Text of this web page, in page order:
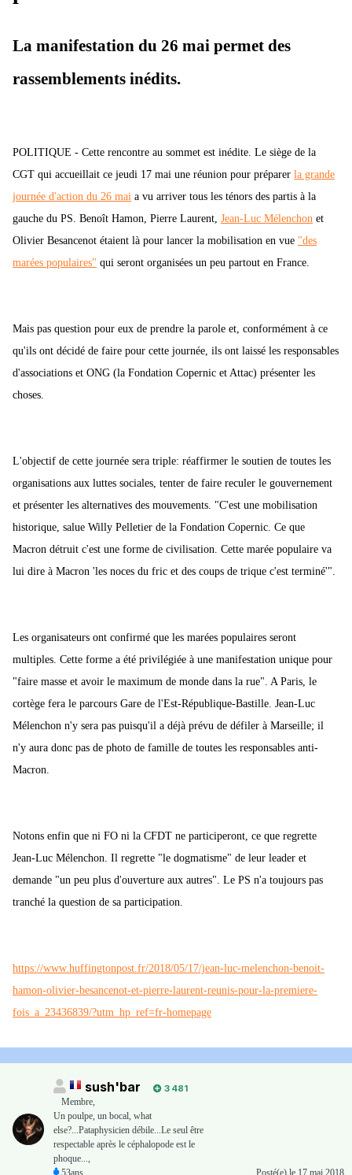
La manifestation du 26 mai permet des
rassemblements inédits.
POLITIQUE - Cette rencontre au sommet est inédite. Le siège de la
CGT qui accueillait ce jeudi 17 mai une réunion pour préparer la grande
journée d'action du 26 mai a vu arriver tous les ténors des partis à la
gauche du PS. Benoît Hamon, Pierre Laurent, Jean-Luc Mélenchon et
Olivier Besancenot étaient là pour lancer la mobilisation en vue "des
marées populaires" qui seront organisées un peu partout en France.
Mais pas question pour eux de prendre la parole et, conformément à ce
qu'ils ont décidé de faire pour cette journée, ils ont laissé les responsables
d'associations et ONG (la Fondation Copernic et Attac) présenter les
choses.
L'objectif de cette journée sera triple: réaffirmer le soutien de toutes les
organisations aux luttes sociales, tenter de faire reculer le gouvernement
et présenter les alternatives des mouvements. "C'est une mobilisation
historique, salue Willy Pelletier de la Fondation Copernic. Ce que
Macron détruit c'est une forme de civilisation. Cette marée populaire va
lui dire à Macron 'les noces du fric et des coups de trique c'est terminé'".
Les organisateurs ont confirmé que les marées populaires seront
multiples. Cette forme a été privilégiée à une manifestation unique pour
"faire masse et avoir le maximum de monde dans la rue". A Paris, le
cortège fera le parcours Gare de l'Est-République-Bastille. Jean-Luc
Mélenchon n'y sera pas puisqu'il a déjà prévu de défiler à Marseille; il
n'y aura donc pas de photo de famille de toutes les responsables anti-
Macron.
Notons enfin que ni FO ni la CFDT ne participeront, ce que regrette
Jean-Luc Mélenchon. Il regrette "le dogmatisme" de leur leader et
demande "un peu plus d'ouverture aux autres". Le PS n'a toujours pas
tranché la question de sa participation.
https://www.huffingtonpost.fr/2018/05/17/jean-luc-melenchon-benoit-
hamon-olivier-besancenot-et-pierre-laurent-reunis-pour-la-premiere-
fois_a_23436839/?utm_hp_ref=fr-homepage
sush'bar
3 481
Membre,
Un poulpe, un bocal, what
else?...Pataphysicien débile...Le seul être
respectable après le céphalopode est le
phoque...,
53ans
Posté(e) le 17 mai 2018